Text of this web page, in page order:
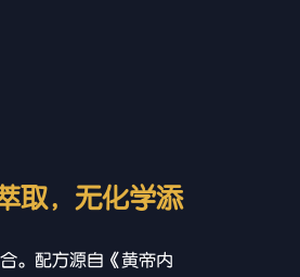
取，无化学添
。配方源自《黄帝内